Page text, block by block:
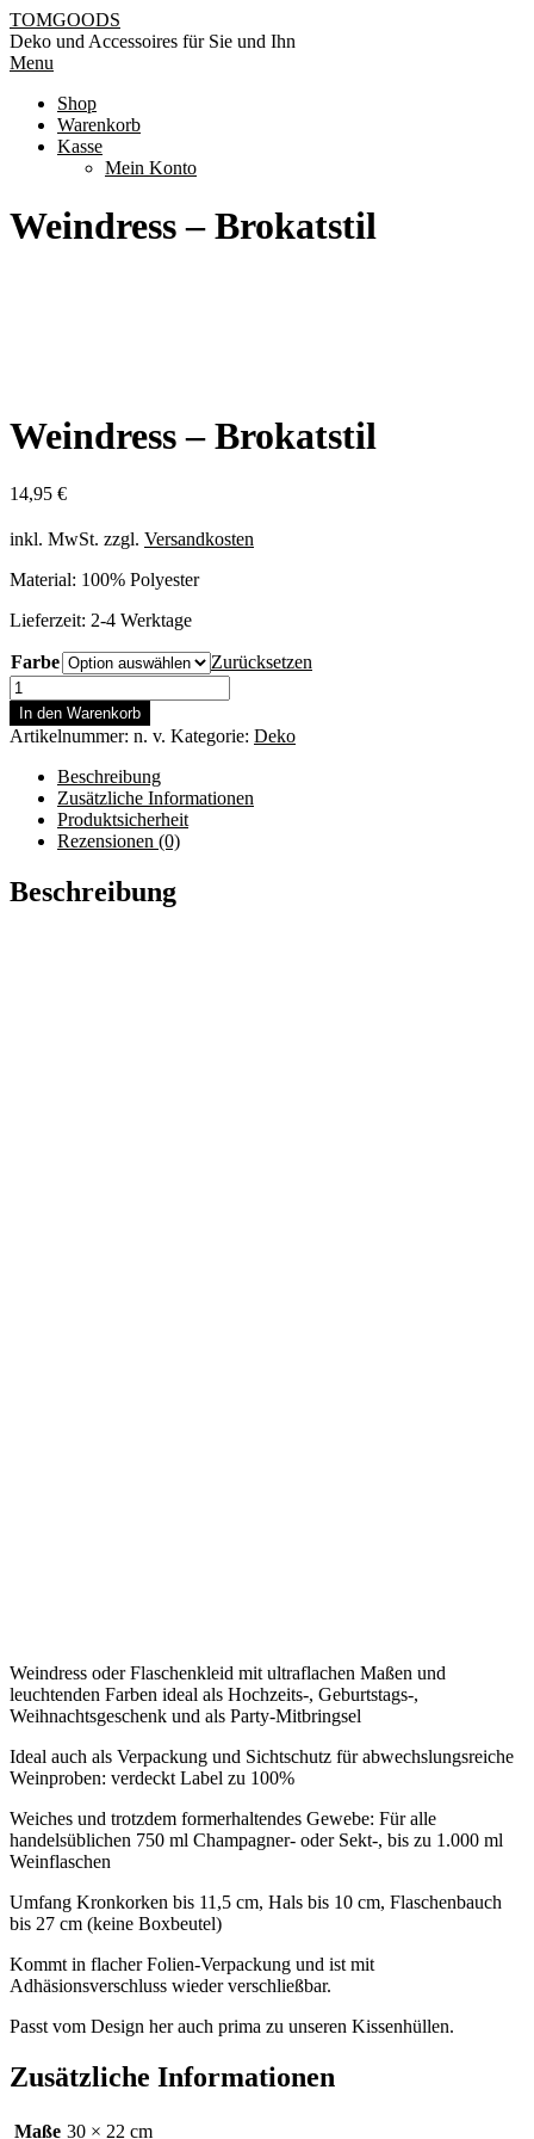
Skip
to
content
TOMGOODS
Deko und Accessoires für Sie und Ihn
Primary
Menu
Menu
Shop
Warenkorb
Kasse
Mein Konto
Weindress – Brokatstil
Weindress – Brokatstil
14,95 €
inkl. MwSt. zzgl. Versandkosten
Material: 100% Polyester
Lieferzeit: 2-4 Werktage
Farbe
Zurücksetzen
Weindress
-
Brokatstil
Menge
In den Warenkorb
Artikelnummer: n. v. Kategorie: Deko
Beschreibung
Zusätzliche Informationen
Produktsicherheit
Rezensionen (0)
Beschreibung
Weindress oder Flaschenkleid mit ultraflachen Maßen und
leuchtenden Farben ideal als Hochzeits-, Geburtstags-,
Weihnachtsgeschenk und als Party-Mitbringsel
Ideal auch als Verpackung und Sichtschutz für abwechslungsreiche
Weinproben: verdeckt Label zu 100%
Weiches und trotzdem formerhaltendes Gewebe: Für alle
handelsüblichen 750 ml Champagner- oder Sekt-, bis zu 1.000 ml
Weinflaschen
Umfang Kronkorken bis 11,5 cm, Hals bis 10 cm, Flaschenbauch
bis 27 cm (keine Boxbeutel)
Kommt in flacher Folien-Verpackung und ist mit
Adhäsionsverschluss wieder verschließbar.
Passt vom Design her auch prima zu unseren Kissenhüllen.
Zusätzliche Informationen
Maße 30 × 22 cm